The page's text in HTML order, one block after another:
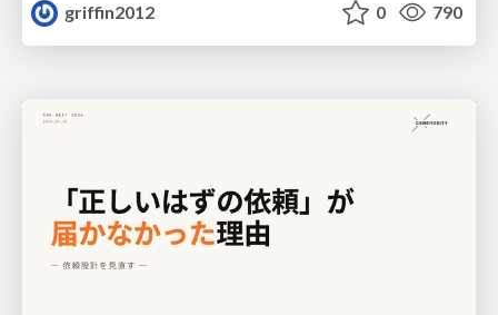
griffin2012
0 790